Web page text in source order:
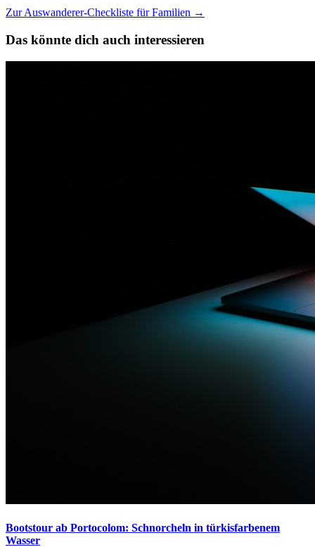
Zur Auswanderer-Checkliste für Familien →
Das könnte dich auch interessieren
Bootstour ab Portocolom: Schnorcheln in türkisfarbenem
Wasser